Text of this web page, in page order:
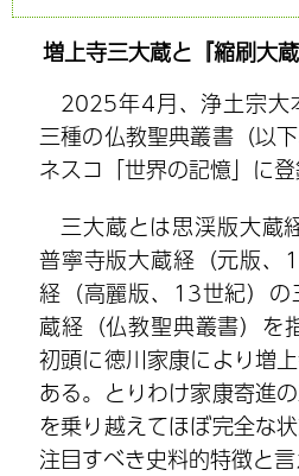
増上寺三大蔵と『縮刷大蔵
2025年4月、浄土宗大
三種の仏教聖典叢書（以
ネスコ「世界の記憶」に登
三大蔵とは思渓版大蔵
普寧寺版大蔵経（元版、
経（高麗版、13世紀）
蔵経（仏教聖典叢書）を
初頭に徳川家康により増
ある。とりわけ家康寄進
を乗り越えてほぼ完全な
注目すべき史料的特徴と言